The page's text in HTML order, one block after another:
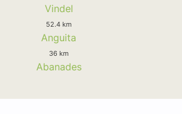
Vindel
52.4 km
Anguita
36 km
Abanades